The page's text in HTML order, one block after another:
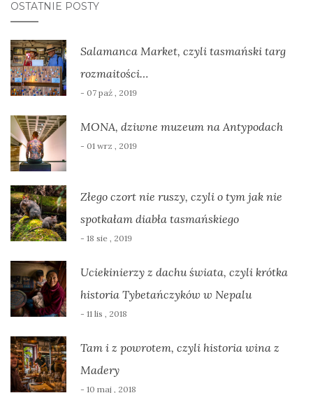
OSTATNIE POSTY
Salamanca Market, czyli tasmański targ
rozmaitości…
- 07 paź , 2019
MONA, dziwne muzeum na Antypodach
- 01 wrz , 2019
Złego czort nie ruszy, czyli o tym jak nie
spotkałam diabła tasmańskiego
- 18 sie , 2019
Uciekinierzy z dachu świata, czyli krótka
historia Tybetańczyków w Nepalu
- 11 lis , 2018
Tam i z powrotem, czyli historia wina z
Madery
- 10 maj , 2018